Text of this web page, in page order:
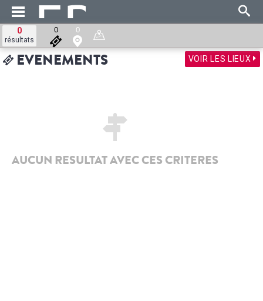
VOIR LES LIEUX
EVENEMENTS
AUCUN RESULTAT AVEC CES CRITERES
0
résultats
0 0